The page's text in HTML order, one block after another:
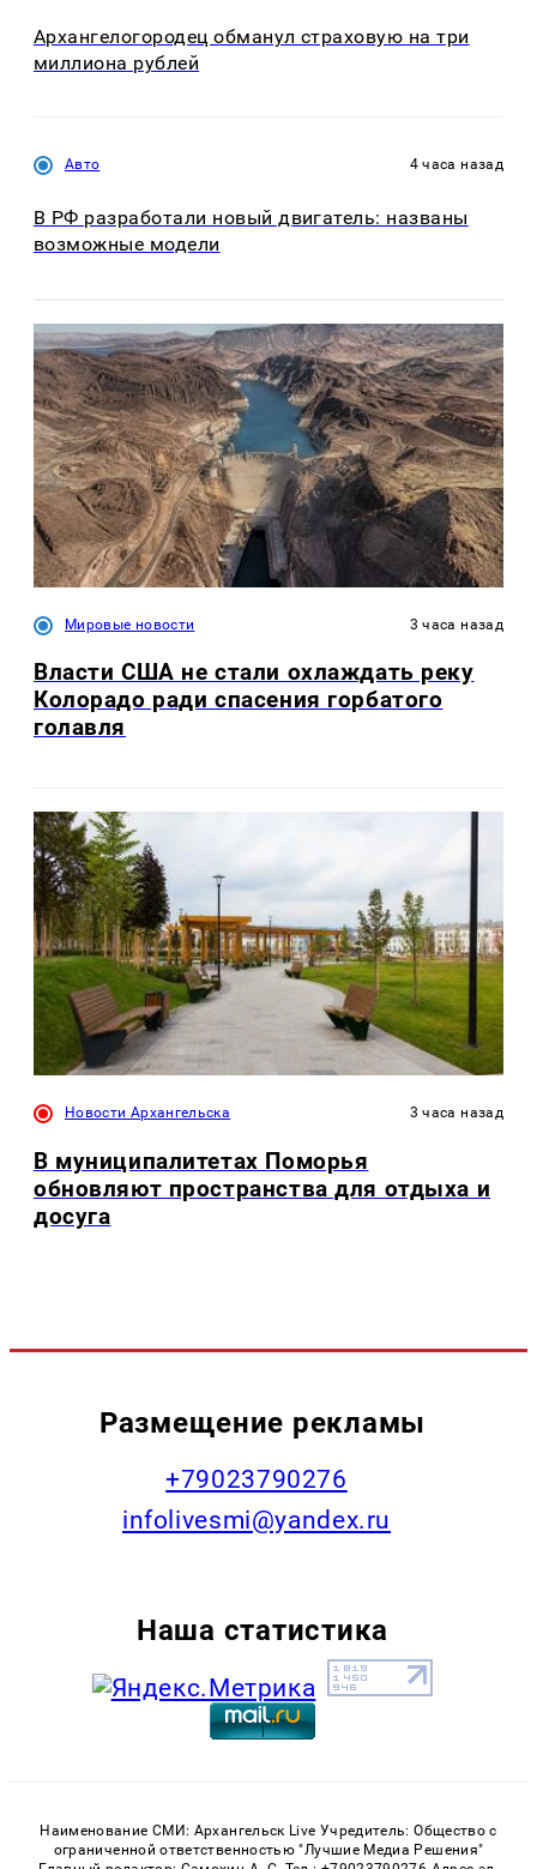
Архангелогородец обманул страховую на три
миллиона рублей
Авто 4 часа назад
В РФ разработали новый двигатель: названы
возможные модели
Мировые новости 3 часа назад
Власти США не стали охлаждать реку
Колорадо ради спасения горбатого
голавля
Новости Архангельска 3 часа назад
В муниципалитетах Поморья
обновляют пространства для отдыха и
досуга
Размещение рекламы
+79023790276
infolivesmi@yandex.ru
Наша статистика
Наименование СМИ: Архангельск Live Учредитель: Общество с
ограниченной ответственностью "Лучшие Медиа Решения"